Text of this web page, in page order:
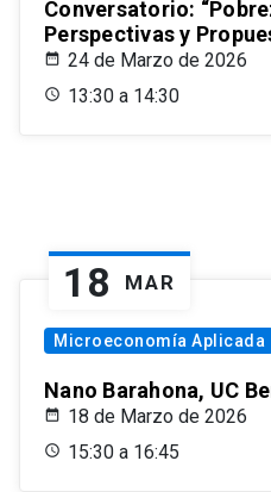
Conversatorio:
Perspectivas y
24 de Marzo de 2026
13:30 a 14:30
18 MAR
Microeconomía Aplicada
Nano Barahona, UC
18 de Marzo de 2026
15:30 a 16:45